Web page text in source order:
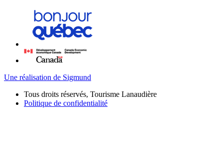
Une réalisation de Sigmund
Tous droits réservés, Tourisme Lanaudière
Politique de confidentialité